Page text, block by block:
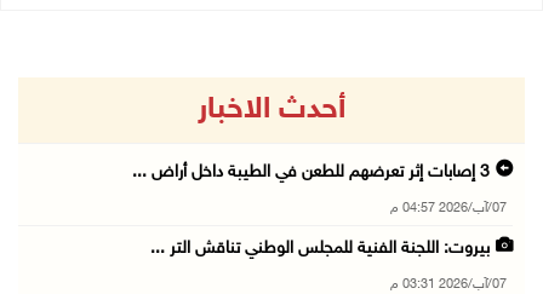
أحدث الاخبار
3 إصابات إثر تعرضهم للطعن في الطيبة داخل أراض ...
07/آب/2026 04:57 م
بيروت: اللجنة الفنية للمجلس الوطني تناقش التر ...
07/آب/2026 03:31 م